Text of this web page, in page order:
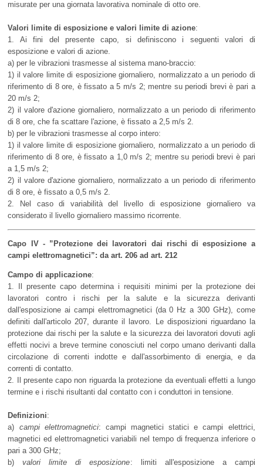
misurate per una giornata lavorativa nominale di otto ore.
Valori limite di esposizione e valori limite di azione:
1. Ai fini del presente capo, si definiscono i seguenti valori di
esposizione e valori di azione.
a) per le vibrazioni trasmesse al sistema mano-braccio:
1) il valore limite di esposizione giornaliero, normalizzato a un periodo di
riferimento di 8 ore, è fissato a 5 m/s 2; mentre su periodi brevi è pari a
20 m/s 2;
2) il valore d'azione giornaliero, normalizzato a un periodo di riferimento
di 8 ore, che fa scattare l'azione, è fissato a 2,5 m/s 2.
b) per le vibrazioni trasmesse al corpo intero:
1) il valore limite di esposizione giornaliero, normalizzato a un periodo di
riferimento di 8 ore, è fissato a 1,0 m/s 2; mentre su periodi brevi è pari
a 1,5 m/s 2;
2) il valore d'azione giornaliero, normalizzato a un periodo di riferimento
di 8 ore, è fissato a 0,5 m/s 2.
2. Nel caso di variabilità del livello di esposizione giornaliero va
considerato il livello giornaliero massimo ricorrente.
Capo IV - ”Protezione dei lavoratori dai rischi di esposizione a
campi elettromagnetici”: da art. 206 ad art. 212
Campo di applicazione:
1. Il presente capo determina i requisiti minimi per la protezione dei
lavoratori contro i rischi per la salute e la sicurezza derivanti
dall'esposizione ai campi elettromagnetici (da 0 Hz a 300 GHz), come
definiti dall'articolo 207, durante il lavoro. Le disposizioni riguardano la
protezione dai rischi per la salute e la sicurezza dei lavoratori dovuti agli
effetti nocivi a breve termine conosciuti nel corpo umano derivanti dalla
circolazione di correnti indotte e dall'assorbimento di energia, e da
correnti di contatto.
2. Il presente capo non riguarda la protezione da eventuali effetti a lungo
termine e i rischi risultanti dal contatto con i conduttori in tensione.
Definizioni:
a) campi elettromagnetici: campi magnetici statici e campi elettrici,
magnetici ed elettromagnetici variabili nel tempo di frequenza inferiore o
pari a 300 GHz;
b)valori limite di esposizione: limiti all'esposizione a campi